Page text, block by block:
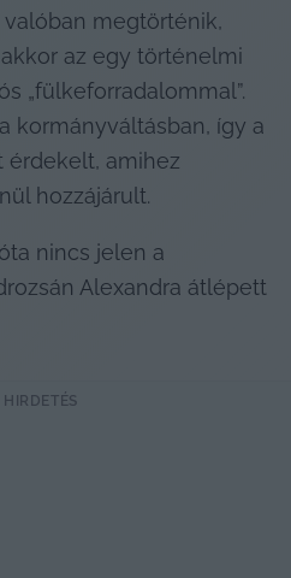
megtörténik,
az egy történelmi
„fülkeforradalommal”.
kormányváltásban, így a
érdekelt, amihez
hozzájárult.
nincs jelen a
Alexandra átlépett
HIRDETÉS